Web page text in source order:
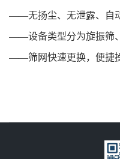
——无扬尘、无泄露、自
——设备类型分为旋振筛
——筛网快速更换，便捷